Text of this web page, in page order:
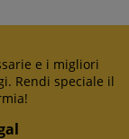
e i migliori
Rendi speciale il